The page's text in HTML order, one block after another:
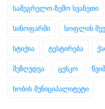
სამეგრელო-ზემო სვანეთი
სინოფარმი სოფლის
სტიქია ტესტირება
შეზღუდვა ცესკო
ხობის მუნიციპალიტეტი